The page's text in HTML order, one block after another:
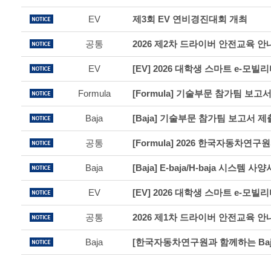
EV 제3회 EV 연비경진대회 개최
공통 2026 제2차 드라이버 안전교육 안
EV
Formula [Formula] 기술부문 참가팀 보고
Baja [Baja] 기술부문 참가팀 보고서 제
공통
Baja [Baja] E-baja/H-baja 시스템 사양
EV
공통 2026 제1차 드라이버 안전교육 안
Baja